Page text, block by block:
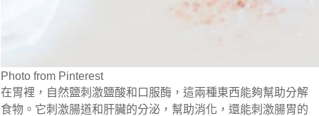
Photo from Pinterest
在胃裡，自然鹽刺激鹽酸和口服酶，這兩種東西能夠幫助分解
食物。它刺激腸道和肝臟的分泌，幫助消化，還能刺激腸胃的